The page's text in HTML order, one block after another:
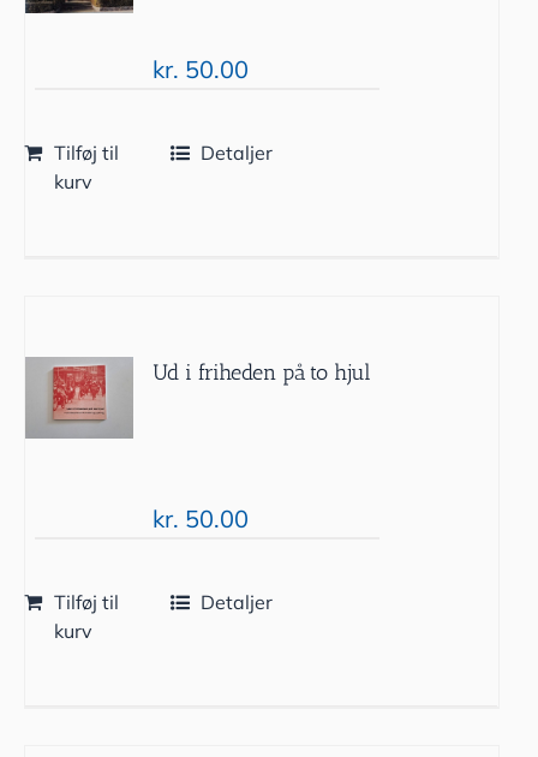
kr. 50.00
Tilføj til
kurv
Detaljer
Ud i friheden på to hjul
kr. 50.00
Tilføj til
kurv
Detaljer